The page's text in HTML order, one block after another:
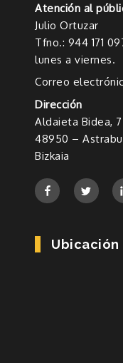
Atención al
Julio Ortuzar
Tfno.: 944 171
lunes a viernes.
Correo
Dirección
Aldaieta Bidea,
48950 –
Bizkaia
Ubicación